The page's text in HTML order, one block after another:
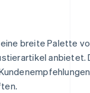
breite Palette
anbietet.